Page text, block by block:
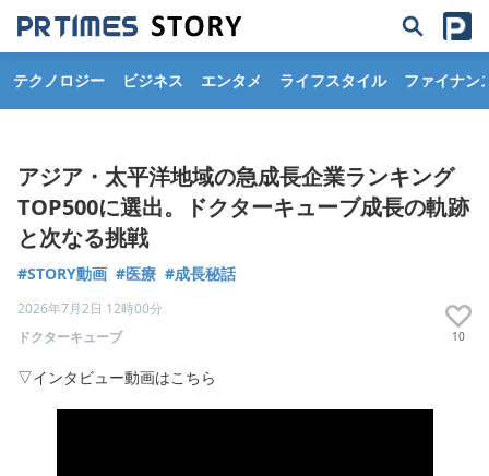
テクノロジー ビジネス エンタメ ライフスタイル ファイナン
アジア・太平洋地域の急成長企業ランキング
TOP500に選出。ドクターキューブ成長の軌跡
と次なる挑戦
#STORY動画 #医療 #成長秘話
2026年7月2日 12時00分
ドクターキューブ
10
▽インタビュー動画はこちら